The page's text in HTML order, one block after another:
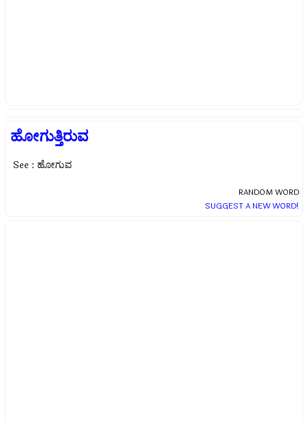
ಹೋಗುತ್ತಿರುವ
See : ಹೋಗುವ
RANDOM WORD
SUGGEST A NEW WORD!